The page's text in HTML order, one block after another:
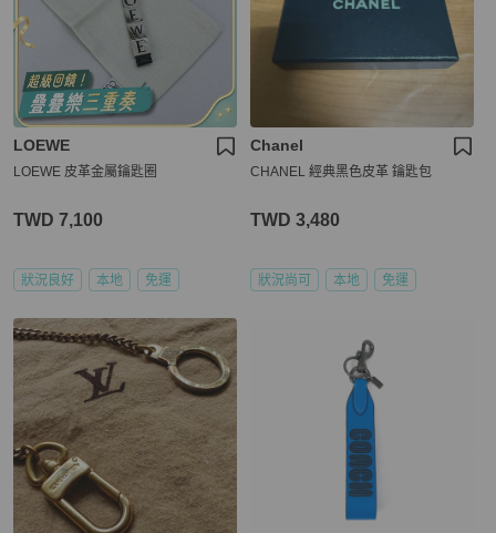
LOEWE
LOEWE 皮革金屬鑰匙圈
TWD 7,100
狀況良好 本地 免運
Chanel
CHANEL 經典黑色皮革 鑰匙包
TWD 3,480
狀況尚可 本地 免運